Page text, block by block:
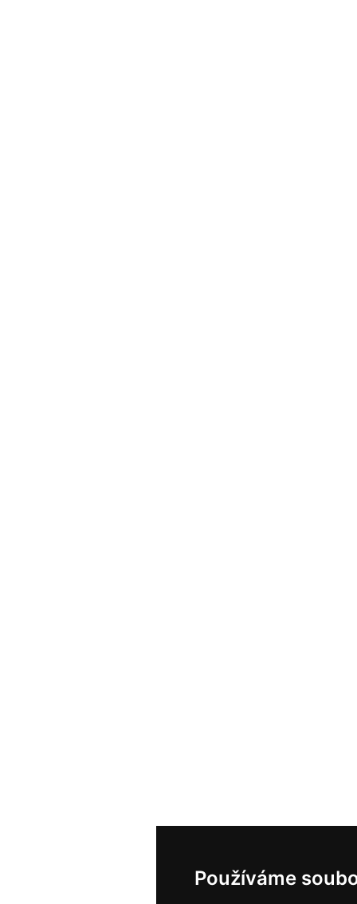
Používáme